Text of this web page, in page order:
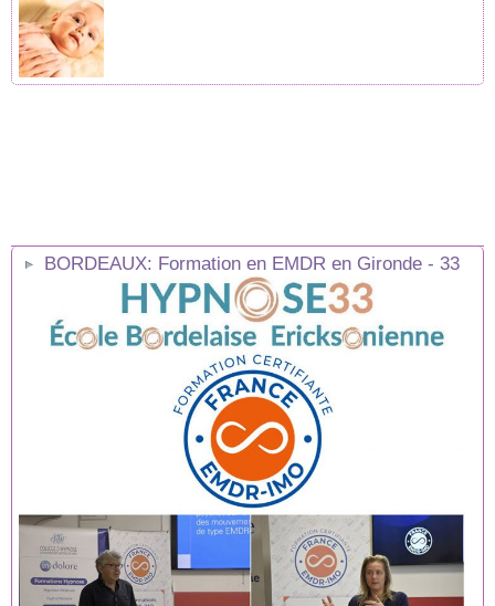
BORDEAUX: Formation en EMDR en Gironde - 33